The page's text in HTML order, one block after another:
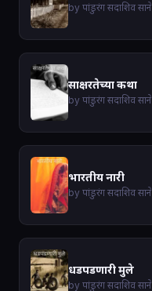
by पांडुरंग सदाशिव साने
साक्षरतेच्या कथा
by पांडुरंग सदाशिव साने
भारतीय नारी
by पांडुरंग सदाशिव साने
धडपडणारी मुले
by पांडुरंग सदाशिव साने